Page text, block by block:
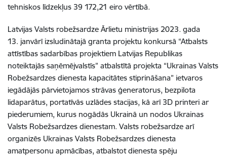
tehniskos līdzekļus 39 172,21 eiro vērtībā.
Latvijas Valsts robežsardze Ārlietu ministrijas 2023. gada
13. janvārī izsludinātajā granta projektu konkursā “Atbalsts
attīstības sadarbības projektiem Latvijas Republikas
noteiktajās saņēmējvalstīs” atbalstītā projekta “Ukrainas Valsts
Robežsardzes dienesta kapacitātes stiprināšana” ietvaros
iegādājās pārvietojamos strāvas ģeneratorus, bezpilota
lidaparātus, portatīvās uzlādes stacijas, kā arī 3D printeri ar
piederumiem, kurus nogādās Ukrainā un nodos Ukrainas
Valsts Robežsardzes dienestam. Valsts robežsardze arī
organizēs Ukrainas Valsts Robežsardzes dienesta
amatpersonu apmācības, atbalstot dienesta spēju